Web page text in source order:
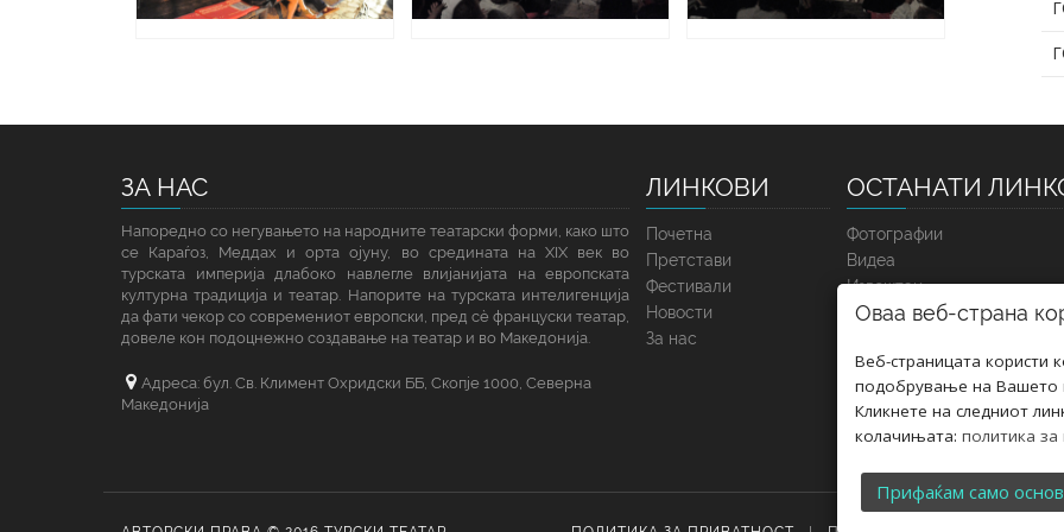
ЗА НАС
Напоредно со негувањето на народните театарски форми, како што
се Караѓоз, Меддах и орта ојуну, во средината на XIX век во
турската империја длабоко навлегле влијанијата на европската
културна традиција и театар. Напорите на турската интелигенција
да фати чекор со современиот европски, пред сè француски театар,
довеле кон подоцнежно создавање на театар и во Македонија.
Адреса: бул. Св. Климент Охридски ББ, Скопје 1000, Северна
Македонија
ЛИНКОВИ
Почетна
Претстави
Фестивали
Новости
За нас
ОСТАНАТИ
Фотографии
Видеа
Извештаи
Јавни набавки
Оваа веб-страна
Веб-страницата користи
подобрување на Вашето
Кликнете на следниот
колачињата: политика
Прифаќам само